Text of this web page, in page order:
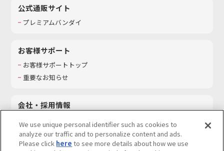
公式通販サイト
プレミアムバンダイ
お客様サポート
お客様サポートトップ
重要なお知らせ
会社・採用情報
採用情報
サステナビリティ
We use unique personal identifier such as cookies to
analyze our traffic and to personalize content and ads.
Please click here to see more details about how we use